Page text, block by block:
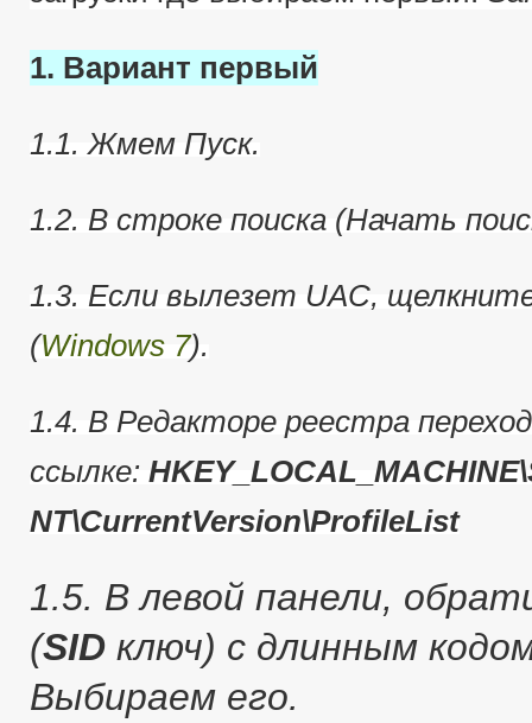
1. Вариант первый
1.1. Жмем Пуск.
1.2. В строке поиска (Начать
1.3. Если вылезет UAC,
(Windows 7).
1.4. В Редакторе реестра
ссылке:
NT\CurrentVersion\ProfileList
1.5. В левой панели,
(SID ключ) с длинным
Выбираем его.